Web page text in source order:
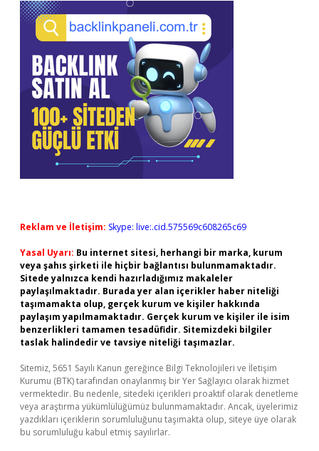
Reklam ve İletişim: Skype: live:.cid.575569c608265c69
Yasal Uyarı: Bu internet sitesi, herhangi bir marka, kurum
veya şahıs şirketi ile hiçbir bağlantısı bulunmamaktadır.
Sitede yalnızca kendi hazırladığımız makaleler
paylaşılmaktadır. Burada yer alan içerikler haber niteliği
taşımamakta olup, gerçek kurum ve kişiler hakkında
paylaşım yapılmamaktadır. Gerçek kurum ve kişiler ile isim
benzerlikleri tamamen tesadüfidir. Sitemizdeki bilgiler
taslak halindedir ve tavsiye niteliği taşımazlar.
Sitemiz, 5651 Sayılı Kanun gereğince Bilgi Teknolojileri ve İletişim
Kurumu (BTK) tarafından onaylanmış bir Yer Sağlayıcı olarak hizmet
vermektedir. Bu nedenle, sitedeki içerikleri proaktif olarak denetleme
veya araştırma yükümlülüğümüz bulunmamaktadır. Ancak, üyelerimiz
yazdıkları içeriklerin sorumluluğunu taşımakta olup, siteye üye olarak
bu sorumluluğu kabul etmiş sayılırlar.